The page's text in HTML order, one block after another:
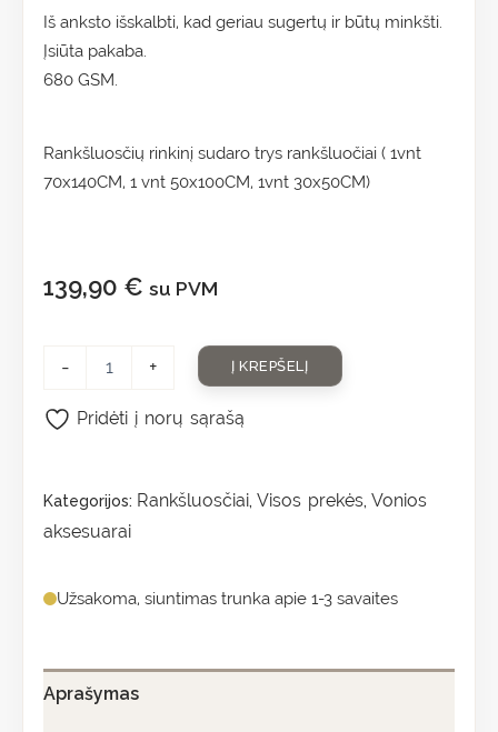
Iš anksto išskalbti, kad geriau sugertų ir būtų minkšti.
Įsiūta pakaba.
680 GSM.
Rankšluosčių rinkinį sudaro trys rankšluočiai ( 1vnt
70x140CM, 1 vnt 50x100CM, 1vnt 30x50CM)
139,90 € su PVM
- + Į KREPŠELĮ
Kategorijos: Rankšluosčiai, Visos prekės, Vonios
aksesuarai
Užsakoma, siuntimas trunka apie 1-3 savaites
Pridėti į norų sąrašą
Aprašymas